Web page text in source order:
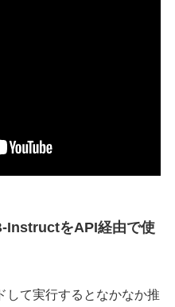
InstructをAPI経由で使
して実行するとなかなか推